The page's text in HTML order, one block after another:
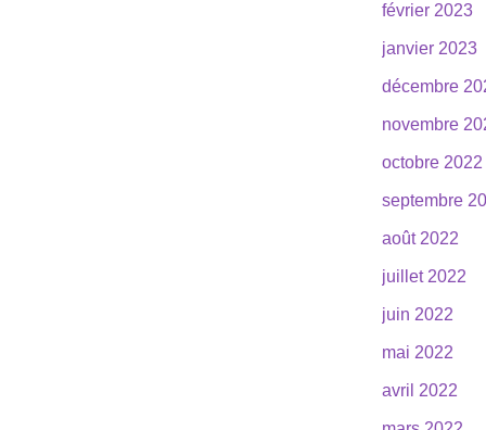
février 2023
janvier 2023
décembre
novembre
octobre 2022
septembre
août 2022
juillet 2022
juin 2022
mai 2022
avril 2022